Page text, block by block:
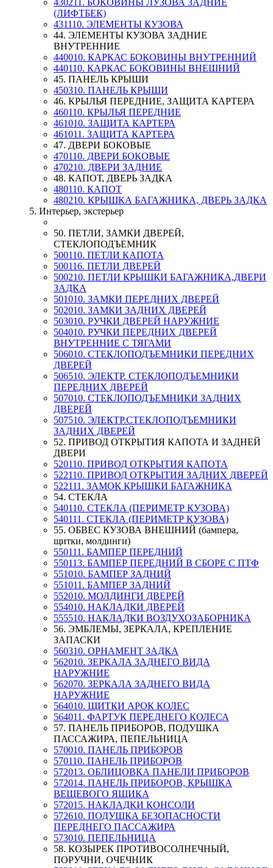
430211. БОКОВИНЫ ЛУЗОВА ЗАДНИЕ
(ЛИФТБЕК)
431110. ЭЛЕМЕНТЫ КУЗОВА
44. ЭЛЕМЕНТЫ КУЗОВА ЗАДНИЕ
ВНУТРЕННИЕ
440010. КАРКАС БОКОВИНЫ ВНУТРЕННИЙ
440110. КАРКАС БОКОВИНЫ ВНЕШНИЙ
45. ПАНЕЛЬ КРЫШИ
450310. ПАНЕЛЬ КРЫШИ
46. КРЫЛЬЯ ПЕРЕДНИЕ, ЗАЩИТА КАРТЕРА
460110. КРЫЛЬЯ ПЕРЕДНИЕ
461010. ЗАЩИТА КАРТЕРА
461011. ЗАЩИТА КАРТЕРА
47. ДВЕРИ БОКОВЫЕ
470110. ДВЕРИ БОКОВЫЕ
470210. ДВЕРИ ЗАДНИЕ
48. КАПОТ, ДВЕРЬ ЗАДКА
480110. КАПОТ
480210. КРЫШКА БАГАЖНИКА, ДВЕРЬ ЗАДКА
5. Интерьер, экстерьер
50. ПЕТЛИ, ЗАМКИ ДВЕРЕЙ,
СТЕКЛОПОДЪЕМНИК
500110. ПЕТЛИ КАПОТА
500116. ПЕТЛИ ДВЕРЕЙ
500210. ПЕТЛИ КРЫШКИ БАГАЖНИКА,ДВЕРИ
ЗАДКА
501010. ЗАМКИ ПЕРЕДНИХ ДВЕРЕЙ
502010. ЗАМКИ ЗАДНИХ ДВЕРЕЙ
503010. РУЧКИ ДВЕРЕЙ НАРУЖНИЕ
504010. РУЧКИ ПЕРЕДНИХ ДВЕРЕЙ
ВНУТРЕННИЕ С ТЯГАМИ
506010. СТЕКЛОПОДЪЕМНИКИ ПЕРЕДНИХ
ДВЕРЕЙ
506510. ЭЛЕКТР. СТЕКЛОПОДЪЕМНИКИ
ПЕРЕДНИХ ДВЕРЕЙ
507010. СТЕКЛОПОДЪЕМНИКИ ЗАДНИХ
ДВЕРЕЙ
507510. ЭЛЕКТР.СТЕКЛОПОДЪЕМНИКИ
ЗАДНИХ ДВЕРЕЙ
52. ПРИВОД ОТКРЫТИЯ КАПОТА И ЗАДНЕЙ
ДВЕРИ
520110. ПРИВОД ОТКРЫТИЯ КАПОТА
522110. ПРИВОД ОТКРЫТИЯ ЗАДНИХ ДВЕРЕЙ
522111. ЗАМОК КРЫШКИ БАГАЖНИКА
54. СТЕКЛА
540110. СТЕКЛА (ПЕРИМЕТР КУЗОВА)
540111. СТЕКЛА (ПЕРИМЕТР КУЗОВА)
55. ОБВЕС КУЗОВА ВНЕШНИЙ (бампера,
щитки, молдинги)
550111. БАМПЕР ПЕРЕДНИЙ
550113. БАМПЕР ПЕРЕДНИЙ В СБОРЕ С ПТФ
551010. БАМПЕР ЗАДНИЙ
551011. БАМПЕР ЗАДНИЙ
552010. МОЛДИНГИ ДВЕРЕЙ
554010. НАКЛАДКИ ДВЕРЕЙ
555510. НАКЛАДКИ ВОЗДУХОЗАБОРНИКА
56. ЭМБЛЕМЫ, ЗЕРКАЛА, КРЕПЛЕНИЕ
ЗАПАСКИ
560310. ОРНАМЕНТ ЗАДКА
562010. ЗЕРКАЛА ЗАДНЕГО ВИДА
НАРУЖНИЕ
562070. ЗЕРКАЛА ЗАДНЕГО ВИДА
НАРУЖНИЕ
564010. ЩИТКИ АРОК КОЛЕС
564011. ФАРТУК ПЕРЕДНЕГО КОЛЕСА
57. ПАНЕЛЬ ПРИБОРОВ, ПОДУШКА
ПАССАЖИРА, ПЕПЕЛЬНИЦА
570010. ПАНЕЛЬ ПРИБОРОВ
570110. ПАНЕЛЬ ПРИБОРОВ
572013. ОБЛИЦОВКА ПАНЕЛИ ПРИБОРОВ
572014. ПАНЕЛЬ ПРИБОРОВ, КРЫШКА
ВЕЩЕВОГО ЯЩИКА
572015. НАКЛАДКИ КОНСОЛИ
572610. ПОДУШКА БЕЗОПАСНОСТИ
ПЕРЕДНЕГО ПАССАЖИРА
573010. ПЕПЕЛЬНИЦА
58. КОЗЫРЕК ПРОТИВОСОЛНЕЧНЫЙ,
ПОРУЧНИ, ОЧЕЧНИК